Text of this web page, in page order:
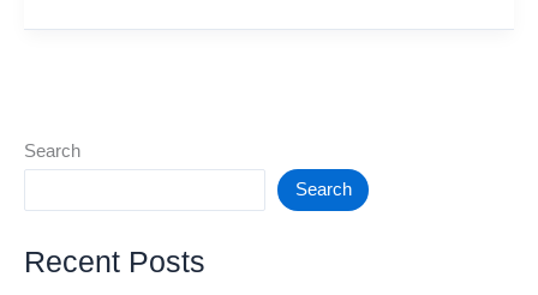
क्यों
मोटे
अनाज
हैं
Search
Search
Recent Posts